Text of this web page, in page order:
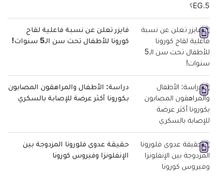
فايزر تعلن عن نسبة فاعلية لقاح
كورونا للأطفال تحت سن الـ5 سنوات!
دراسة: الأطفال والمراهقون المصابون
بكورونا أكثر عرضة للإصابة بالسكري
حقيقة عدوى فلورونا المزدوجة بين
الإنفلونزا وفيروس كورونا